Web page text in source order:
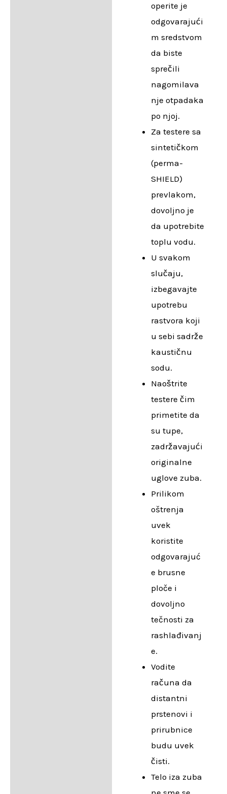
operite je
odgovarajući
m sredstvom
da biste
sprečili
nagomilava
nje otpadaka
po njoj.
Za testere sa
sintetičkom
(perma-
SHIELD)
prevlakom,
dovoljno je
da upotrebite
toplu vodu.
U svakom
slučaju,
izbegavajte
upotrebu
rastvora koji
u sebi sadrže
kaustičnu
sodu.
Naoštrite
testere čim
primetite da
su tupe,
zadržavajući
originalne
uglove zuba.
Prilikom
oštrenja
uvek
koristite
odgovarajuć
e brusne
ploče i
dovoljno
tečnosti za
rashlađivanj
e.
Vodite
računa da
distantni
prstenovi i
prirubnice
budu uvek
čisti.
Telo iza zuba